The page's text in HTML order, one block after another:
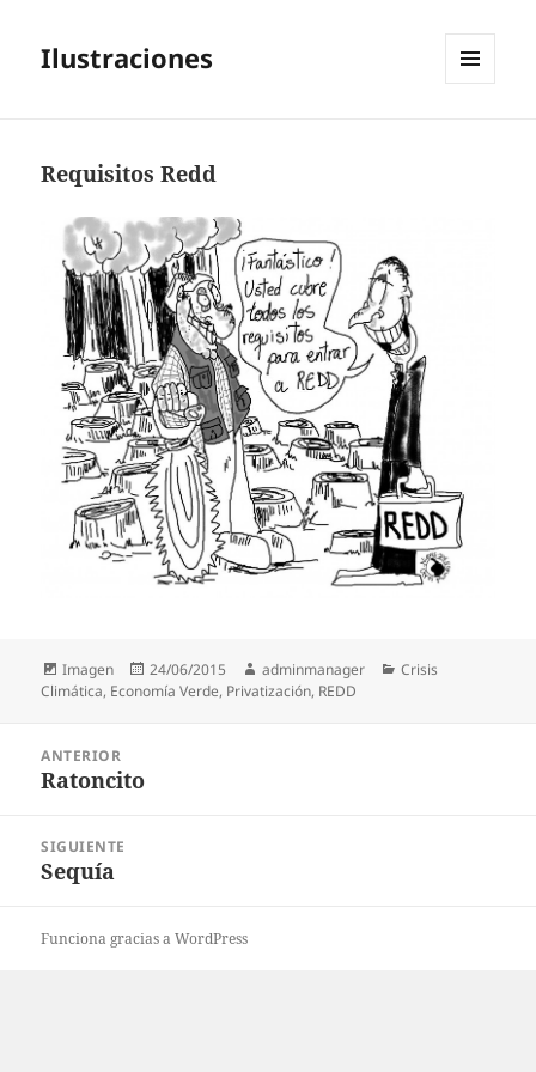
Ilustraciones
Requisitos Redd
Formato
Imagen
Publicado
el
24/06/2015 Autor
adminmanager Categorías
Crisis
Climática, Economía Verde, Privatización, REDD
entradas
ANTERIOR
Entrada
Ratoncito
SIGUIENTE
Entrada
Sequía
Funciona gracias a WordPress